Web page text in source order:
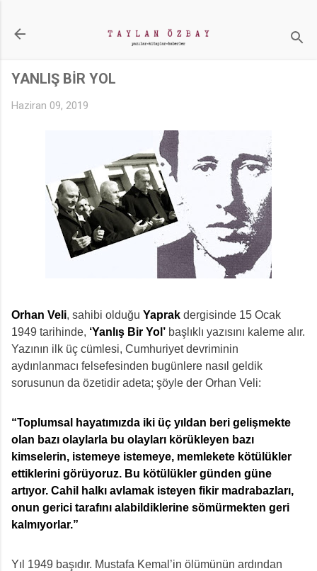
YANLIŞ BİR YOL
Haziran 09, 2019
Orhan Veli, sahibi olduğu Yaprak dergisinde 15 Ocak
1949 tarihinde, ‘Yanlış Bir Yol’ başlıklı yazısını kaleme alır.
Yazının ilk üç cümlesi, Cumhuriyet devriminin
aydınlanmacı felsefesinden bugünlere nasıl geldik
sorusunun da özetidir adeta; şöyle der Orhan Veli:
“Toplumsal hayatımızda iki üç yıldan beri gelişmekte
olan bazı olaylarla bu olayları körükleyen bazı
kimselerin, istemeye istemeye, memlekete kötülükler
ettiklerini görüyoruz. Bu kötülükler günden güne
artıyor. Cahil halkı avlamak isteyen fikir madrabazları,
onun gerici tarafını alabildiklerine sömürmekten geri
kalmıyorlar.”
Yıl 1949 başıdır. Mustafa Kemal’in ölümünün ardından